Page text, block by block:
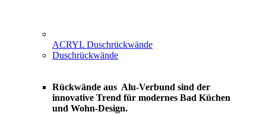
ACRYL Duschrückwände
Duschrückwände
Rückwände aus Alu-Verbund sind der
innovative Trend für modernes Bad Küchen
und Wohn-Design.